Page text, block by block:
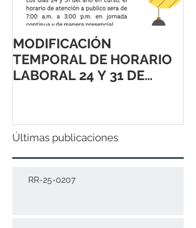
MODIFICACIÓN
TEMPORAL DE HORARIO
LABORAL 24 Y 31 DE
Últimas publicaciones
RR-25-0207